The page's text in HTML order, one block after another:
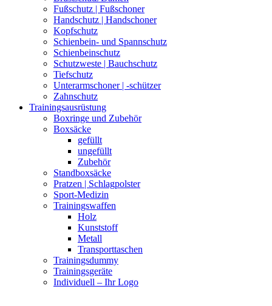
Fußschutz | Fußschoner
Handschutz | Handschoner
Kopfschutz
Schienbein- und Spannschutz
Schienbeinschutz
Schutzweste | Bauchschutz
Tiefschutz
Unterarmschoner | -schützer
Zahnschutz
Trainingsausrüstung
Boxringe und Zubehör
Boxsäcke
gefüllt
ungefüllt
Zubehör
Standboxsäcke
Pratzen | Schlagpolster
Sport-Medizin
Trainingswaffen
Holz
Kunststoff
Metall
Transporttaschen
Trainingsdummy
Trainingsgeräte
Individuell – Ihr Logo